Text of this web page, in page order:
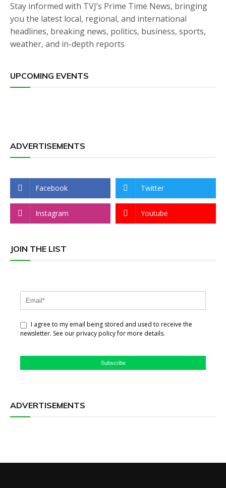
Stay informed with TVJ’s Prime Time News, bringing
you the latest local, regional, and international
headlines, breaking news, politics, business, sports,
weather, and in-depth reports
UPCOMING EVENTS
ADVERTISEMENTS
Facebook Twitter
Instagram Youtube
JOIN THE LIST
I agree to my email being stored and used to receive the
newsletter. See our privacy policy for more details.
Subscribe
ADVERTISEMENTS